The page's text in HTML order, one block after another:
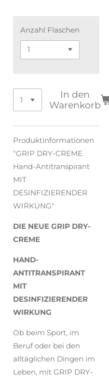
Anzahl Flaschen
In den
Warenkorb
Produktinformationen
"GRIP DRY-CREME
Hand-Antitranspirant
MIT
DESINFIZIERENDER
WIRKUNG"
DIE NEUE GRIP DRY-
CREME
HAND-
ANTITRANSPIRANT
MIT
DESINFIZIERENDER
WIRKUNG
Ob beim Sport, im
Beruf oder bei den
alltäglichen Dingen im
Leben, mit GRIP DRY-